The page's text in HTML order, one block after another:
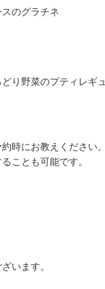
のグラチネ
り野菜のプティレギュ
時にお教えください。
ことも可能です。
います。